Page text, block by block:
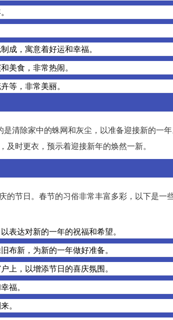
成，寓意着好运和幸福。
美食，非常热闹。
等，非常美丽。
清除家中的蛛网和灰尘，以准备迎接新的一
时更衣，预示着迎接新年的焕然一新。
的节日。春节的习俗非常丰富多彩，以下是一
表达对新的一年的祝福和希望。
布新，为新的一年做好准备。
上，以增添节日的喜庆氛围。
福。
。